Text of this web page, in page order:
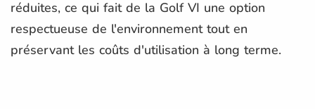
réduites, ce qui fait de la Golf VI une option
respectueuse de l'environnement tout en
préservant les coûts d'utilisation à long terme.